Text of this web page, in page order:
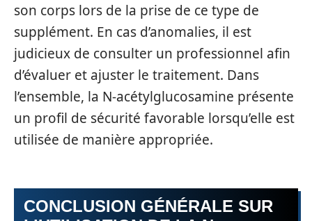
son corps lors de la prise de ce type de
supplément. En cas d’anomalies, il est
judicieux de consulter un professionnel afin
d’évaluer et ajuster le traitement. Dans
l’ensemble, la N-acétylglucosamine présente
un profil de sécurité favorable lorsqu’elle est
utilisée de manière appropriée.
CONCLUSION GÉNÉRALE SUR